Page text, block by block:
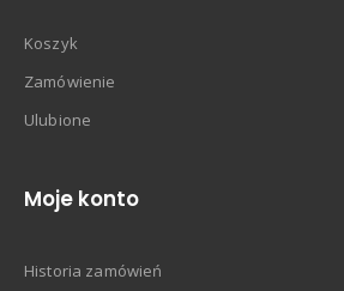
Koszyk
Zamówienie
Ulubione
Moje konto
Historia zamówień